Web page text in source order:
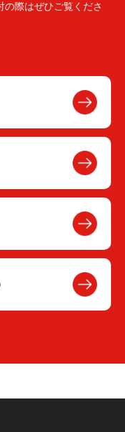
際はぜひご覧くださ